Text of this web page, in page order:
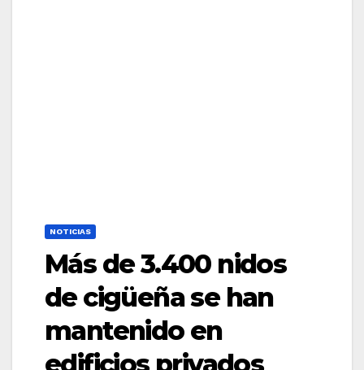
NOTICIAS
Más de 3.400 nidos
de cigüeña se han
mantenido en